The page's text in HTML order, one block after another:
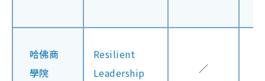
哈佛商
學院
Resilient
Leadership
／